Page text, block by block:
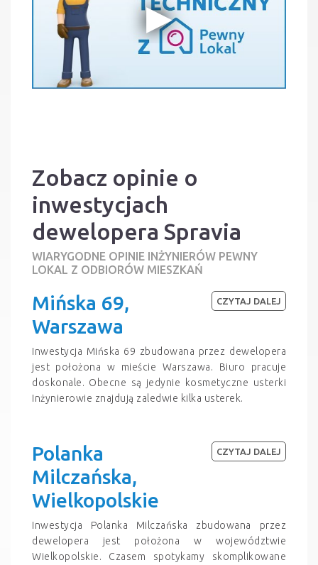
Zobacz opinie o
inwestycjach
dewelopera Spravia
WIARYGODNE OPINIE INŻYNIERÓW PEWNY
LOKAL Z ODBIORÓW MIESZKAŃ
Mińska 69,
Warszawa
Inwestycja Mińska 69 zbudowana przez dewelopera
jest położona w mieście Warszawa. Biuro pracuje
doskonale. Obecne są jedynie kosmetyczne usterki
Inżynierowie znajdują zaledwie kilka usterek.
CZYTAJ DALEJ
Polanka
Milczańska,
Wielkopolskie
Inwestycja Polanka Milczańska zbudowana przez
dewelopera jest położona w województwie
Wielkopolskie. Czasem spotykamy skomplikowane
CZYTAJ DALEJ